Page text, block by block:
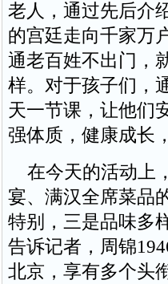
老人，通过先后介
的宫廷走向千家万
通老百姓不出门，
样。对于孩子们，
天一节课，让他们
强体质，健康成长
在今天的活动上
宴、满汉全席菜品
特别，三是品味多
告诉记者，周锦
北京，享有多个头